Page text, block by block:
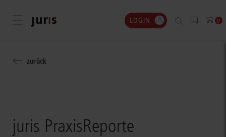
Menü öffnen LOGIN 0
zurück
juris PraxisReporte